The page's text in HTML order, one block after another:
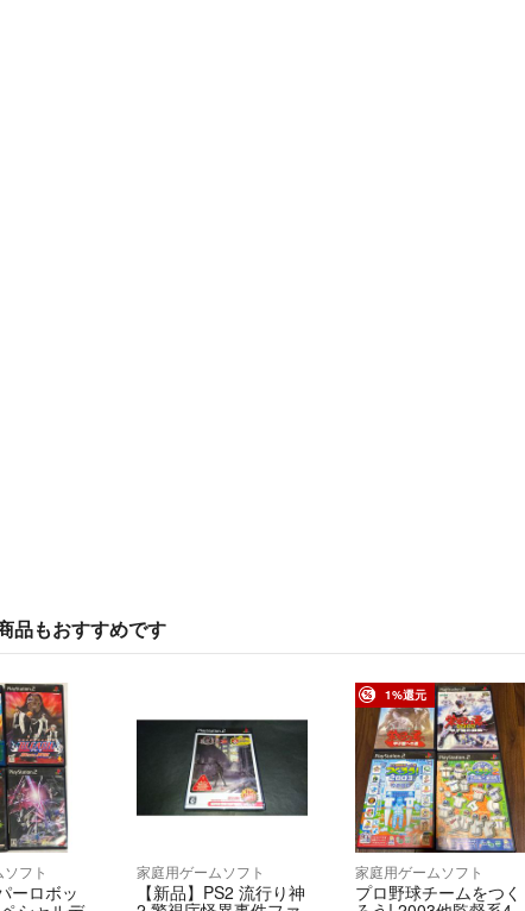
品もおすすめです
フト
ーロボッ
家庭用ゲームソフト
【新品】PS2 流行り神
1%還元
家庭用ゲームソフト
プロ野球チームをつく